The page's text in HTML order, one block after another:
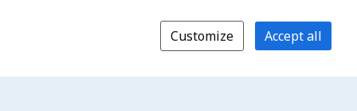
Customize Accept all